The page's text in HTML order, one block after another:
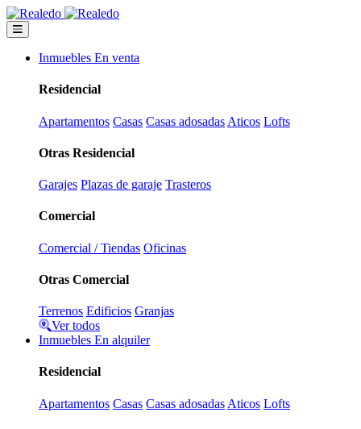
Inmuebles En venta
Residencial
Apartamentos Casas Casas adosadas Aticos Lofts
Otras Residencial
Garajes Plazas de garaje Trasteros
Comercial
Comercial / Tiendas Oficinas
Otras Comercial
Terrenos Edificios Granjas
Ver todos
Inmuebles En alquiler
Residencial
Apartamentos Casas Casas adosadas Aticos Lofts